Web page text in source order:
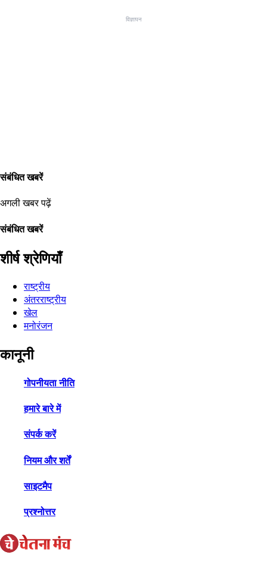
विज्ञापन
संबंधित खबरें
अगली खबर पढ़ें
संबंधित खबरें
शीर्ष श्रेणियाँ
राष्ट्रीय
अंतरराष्ट्रीय
खेल
मनोरंजन
कानूनी
गोपनीयता नीति
हमारे बारे में
संपर्क करें
नियम और शर्तें
साइटमैप
प्रश्नोत्तर